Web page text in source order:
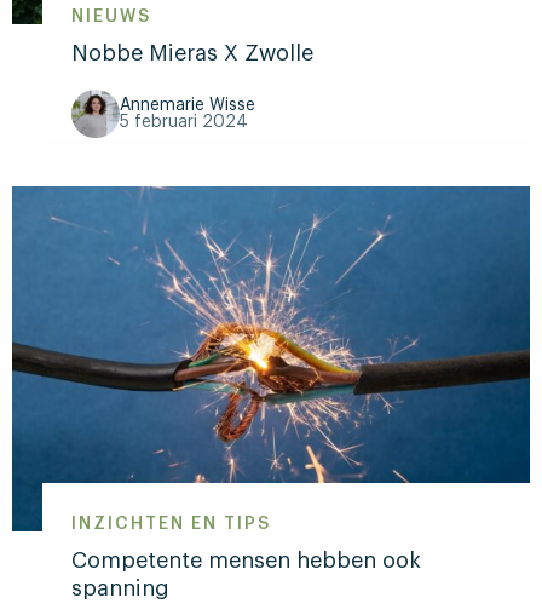
NIEUWS
Nobbe Mieras X Zwolle
Annemarie Wisse
5 februari 2024
X
Zwolle
INZICHTEN EN TIPS
Competente mensen hebben ook
spanning